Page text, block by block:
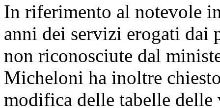
In riferimento al notevole
anni dei servizi erogati dai
non riconosciute dal
Micheloni ha inoltre
modifica delle tabelle delle